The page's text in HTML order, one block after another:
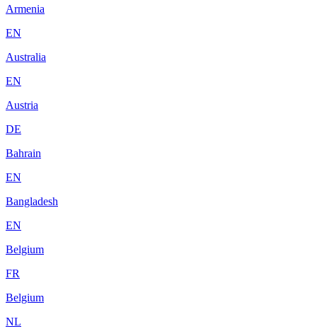
Armenia
EN
Australia
EN
Austria
DE
Bahrain
EN
Bangladesh
EN
Belgium
FR
Belgium
NL